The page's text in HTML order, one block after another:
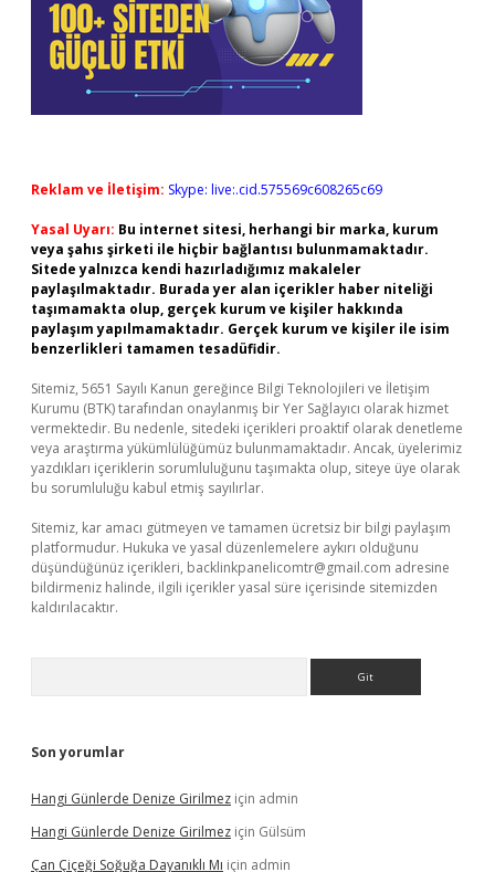
Reklam ve İletişim: Skype: live:.cid.575569c608265c69
Yasal Uyarı: Bu internet sitesi, herhangi bir marka, kurum
veya şahıs şirketi ile hiçbir bağlantısı bulunmamaktadır.
Sitede yalnızca kendi hazırladığımız makaleler
paylaşılmaktadır. Burada yer alan içerikler haber niteliği
taşımamakta olup, gerçek kurum ve kişiler hakkında
paylaşım yapılmamaktadır. Gerçek kurum ve kişiler ile isim
benzerlikleri tamamen tesadüfidir.
Sitemiz, 5651 Sayılı Kanun gereğince Bilgi Teknolojileri ve İletişim
Kurumu (BTK) tarafından onaylanmış bir Yer Sağlayıcı olarak hizmet
vermektedir. Bu nedenle, sitedeki içerikleri proaktif olarak denetleme
veya araştırma yükümlülüğümüz bulunmamaktadır. Ancak, üyelerimiz
yazdıkları içeriklerin sorumluluğunu taşımakta olup, siteye üye olarak
bu sorumluluğu kabul etmiş sayılırlar.
Sitemiz, kar amacı gütmeyen ve tamamen ücretsiz bir bilgi paylaşım
platformudur. Hukuka ve yasal düzenlemelere aykırı olduğunu
düşündüğünüz içerikleri, backlinkpanelicomtr@gmail.com adresine
bildirmeniz halinde, ilgili içerikler yasal süre içerisinde sitemizden
kaldırılacaktır.
Son yorumlar
Hangi Günlerde Denize Girilmez için admin
Hangi Günlerde Denize Girilmez için Gülsüm
Çan Çiçeği Soğuğa Dayanıklı Mı için admin